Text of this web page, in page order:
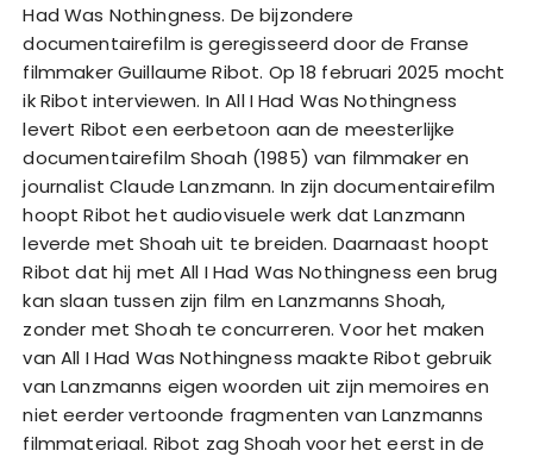
Had Was Nothingness. De bijzondere
documentairefilm is geregisseerd door de Franse
filmmaker Guillaume Ribot. Op 18 februari 2025 mocht
ik Ribot interviewen. In All I Had Was Nothingness
levert Ribot een eerbetoon aan de meesterlijke
documentairefilm Shoah (1985) van filmmaker en
journalist Claude Lanzmann. In zijn documentairefilm
hoopt Ribot het audiovisuele werk dat Lanzmann
leverde met Shoah uit te breiden. Daarnaast hoopt
Ribot dat hij met All I Had Was Nothingness een brug
kan slaan tussen zijn film en Lanzmanns Shoah,
zonder met Shoah te concurreren. Voor het maken
van All I Had Was Nothingness maakte Ribot gebruik
van Lanzmanns eigen woorden uit zijn memoires en
niet eerder vertoonde fragmenten van Lanzmanns
filmmateriaal. Ribot zag Shoah voor het eerst in de